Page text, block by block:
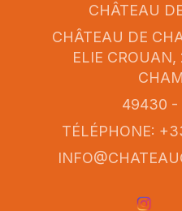
CHÂTEAU
CHÂTEAU DE
ELIE CROUAN,
49430 -
TÉLÉPHONE: